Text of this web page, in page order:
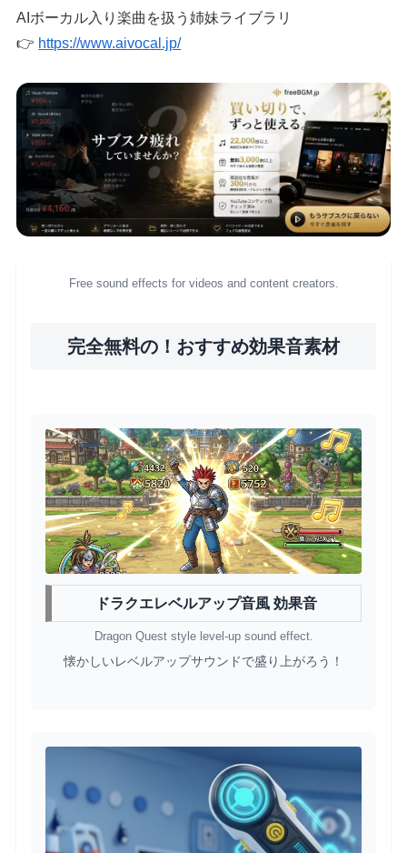
AIボーカル入り楽曲を扱う姉妹ライブラリ
👉 https://www.aivocal.jp/
Free sound effects for videos and content creators.
完全無料の！おすすめ効果音素材
ドラクエレベルアップ音風 効果音
Dragon Quest style level-up sound effect.
懐かしいレベルアップサウンドで盛り上がろう！